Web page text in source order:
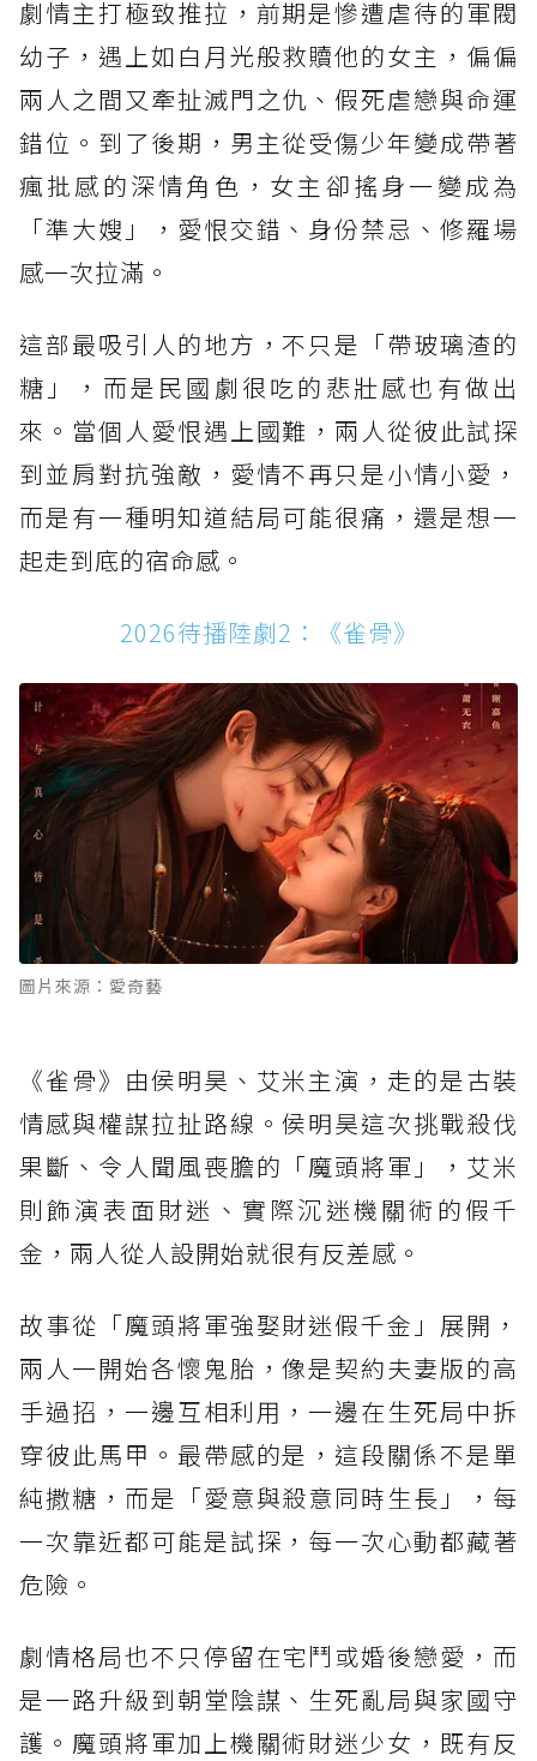
劇情主打極致推拉，前期是慘遭虐待的軍閥
幼子，遇上如白月光般救贖他的女主，偏偏
兩人之間又牽扯滅門之仇、假死虐戀與命運
錯位。到了後期，男主從受傷少年變成帶著
瘋批感的深情角色，女主卻搖身一變成為
「準大嫂」，愛恨交錯、身份禁忌、修羅場
感一次拉滿。
這部最吸引人的地方，不只是「帶玻璃渣的
糖」，而是民國劇很吃的悲壯感也有做出
來。當個人愛恨遇上國難，兩人從彼此試探
到並肩對抗強敵，愛情不再只是小情小愛，
而是有一種明知道結局可能很痛，還是想一
起走到底的宿命感。
2026待播陸劇2：《雀骨》
圖片來源：愛奇藝
《雀骨》由侯明昊、艾米主演，走的是古裝
情感與權謀拉扯路線。侯明昊這次挑戰殺伐
果斷、令人聞風喪膽的「魔頭將軍」，艾米
則飾演表面財迷、實際沉迷機關術的假千
金，兩人從人設開始就很有反差感。
故事從「魔頭將軍強娶財迷假千金」展開，
兩人一開始各懷鬼胎，像是契約夫妻版的高
手過招，一邊互相利用，一邊在生死局中拆
穿彼此馬甲。最帶感的是，這段關係不是單
純撒糖，而是「愛意與殺意同時生長」，每
一次靠近都可能是試探，每一次心動都藏著
危險。
劇情格局也不只停留在宅鬥或婚後戀愛，而
是一路升級到朝堂陰謀、生死亂局與家國守
護。魔頭將軍加上機關術財迷少女，既有反